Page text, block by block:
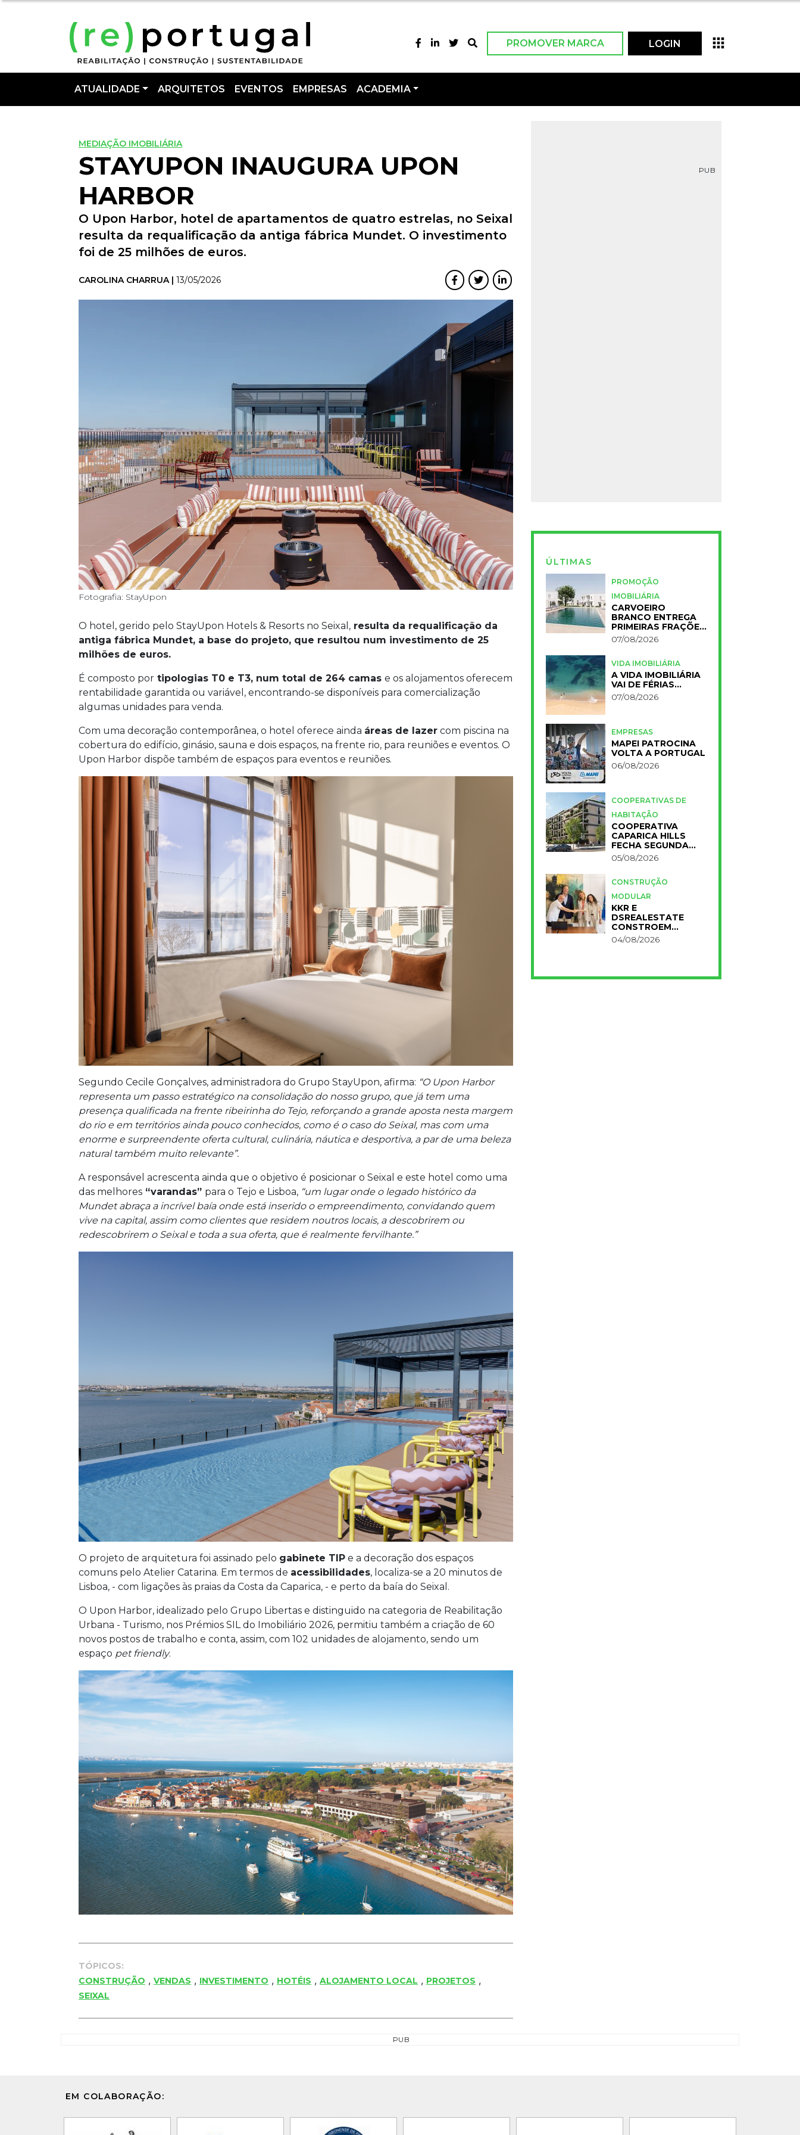
PROMOVER MARCA LOGIN
ATUALIDADE ARQUITETOS EVENTOS EMPRESAS ACADEMIA
MEDIAÇÃO IMOBILIÁRIA
STAYUPON INAUGURA UPON
HARBOR
O Upon Harbor, hotel de apartamentos de quatro estrelas, no Seixal
resulta da requalificação da antiga fábrica Mundet. O investimento
foi de 25 milhões de euros.
CAROLINA CHARRUA | 13/05/2026
Fotografia: StayUpon
O hotel, gerido pelo StayUpon Hotels & Resorts no Seixal, resulta da requalificação da
antiga fábrica Mundet, a base do projeto, que resultou num investimento de 25
milhões de euros.
É composto por tipologias T0 e T3, num total de 264 camas e os alojamentos oferecem
rentabilidade garantida ou variável, encontrando-se disponíveis para comercialização
algumas unidades para venda.
Com uma decoração contemporânea, o hotel oferece ainda áreas de lazer com piscina na
cobertura do edifício, ginásio, sauna e dois espaços, na frente rio, para reuniões e eventos. O
Upon Harbor dispõe também de espaços para eventos e reuniões.
Segundo Cecile Gonçalves, administradora do Grupo StayUpon, afirma: “O Upon Harbor
representa um passo estratégico na consolidação do nosso grupo, que já tem uma
presença qualificada na frente ribeirinha do Tejo, reforçando a grande aposta nesta margem
do rio e em territórios ainda pouco conhecidos, como é o caso do Seixal, mas com uma
enorme e surpreendente oferta cultural, culinária, náutica e desportiva, a par de uma beleza
natural também muito relevante”.
A responsável acrescenta ainda que o objetivo é posicionar o Seixal e este hotel como uma
das melhores “varandas” para o Tejo e Lisboa, “um lugar onde o legado histórico da
Mundet abraça a incrível baía onde está inserido o empreendimento, convidando quem
vive na capital, assim como clientes que residem noutros locais, a descobrirem ou
redescobrirem o Seixal e toda a sua oferta, que é realmente fervilhante.”
O projeto de arquitetura foi assinado pelo gabinete TIP e a decoração dos espaços
comuns pelo Atelier Catarina. Em termos de acessibilidades, localiza-se a 20 minutos de
Lisboa, - com ligações às praias da Costa da Caparica, - e perto da baía do Seixal.
O Upon Harbor, idealizado pelo Grupo Libertas e distinguido na categoria de Reabilitação
Urbana - Turismo, nos Prémios SIL do Imobiliário 2026, permitiu também a criação de 60
novos postos de trabalho e conta, assim, com 102 unidades de alojamento, sendo um
espaço pet friendly.
TÓPICOS:
CONSTRUÇÃO , VENDAS , INVESTIMENTO , HOTÉIS , ALOJAMENTO LOCAL , PROJETOS ,
SEIXAL
PUB
ÚLTIMAS
PROMOÇÃO
IMOBILIÁRIA
CARVOEIRO
BRANCO ENTREGA
PRIMEIRAS FRAÇÕES
DO NOVO RESORT
PRIMELIFE
07/08/2026
VIDA IMOBILIÁRIA
A VIDA IMOBILIÁRIA
VAI DE FÉRIAS…
07/08/2026
EMPRESAS
MAPEI PATROCINA
VOLTA A PORTUGAL
06/08/2026
COOPERATIVAS DE
HABITAÇÃO
COOPERATIVA
CAPARICA HILLS
FECHA SEGUNDA
FASE DO PROJETO
05/08/2026
CONSTRUÇÃO
MODULAR
KKR E
DSREALESTATE
CONSTROEM
RESIDÊNCIA
UNIVERSITÁRIA
04/08/2026
PUB
EM COLABORAÇÃO: